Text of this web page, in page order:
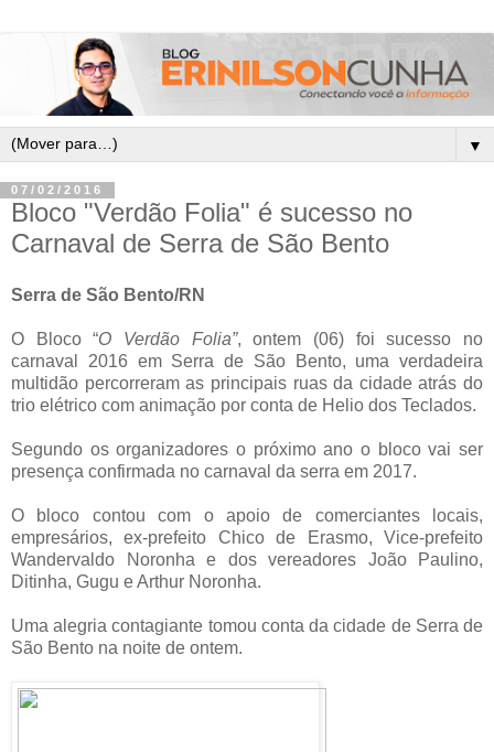
▼
07/02/2016
Bloco "Verdão Folia" é sucesso no
Carnaval de Serra de São Bento
Serra de São Bento/RN
O Bloco “O Verdão Folia”, ontem (06) foi sucesso no
carnaval 2016 em Serra de São Bento, uma verdadeira
multidão percorreram as principais ruas da cidade atrás do
trio elétrico com animação por conta de Helio dos Teclados.
Segundo os organizadores o próximo ano o bloco vai ser
presença confirmada no carnaval da serra em 2017.
O bloco contou com o apoio de comerciantes locais,
empresários, ex-prefeito Chico de Erasmo, Vice-prefeito
Wandervaldo Noronha e dos vereadores João Paulino,
Ditinha, Gugu e Arthur Noronha.
Uma alegria contagiante tomou conta da cidade de Serra de
São Bento na noite de ontem.